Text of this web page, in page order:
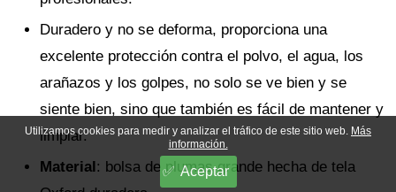
Duradero y no se deforma, proporciona una
excelente protección contra el polvo, el agua, los
arañazos y los golpes, no solo se ve bien y se
siente bien, sino que también es fácil de mantener y
limpiar.
Material : bolsa de plumas grande hecha de tela
Utilizamos cookies para medir y analizar el tráfico de este sitio web. Más
información.
Aceptar